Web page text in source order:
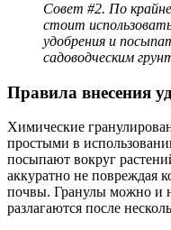
Совет #2. По
стоит
удобрения и
садоводческим
Правила внесения
Химические
простыми в
посыпают вокруг
аккуратно не повреждая
почвы. Гранулы можно и
разлагаются после